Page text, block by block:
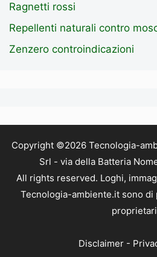
Ragnetti rossi
Repellenti naturali contro
Zenzero controindicazioni
Copyright ©2026 Tecnologia-
Srl - via della Batteria
All rights reserved. Loghi,
Tecnologia-ambiente.it sono
Disclaimer-